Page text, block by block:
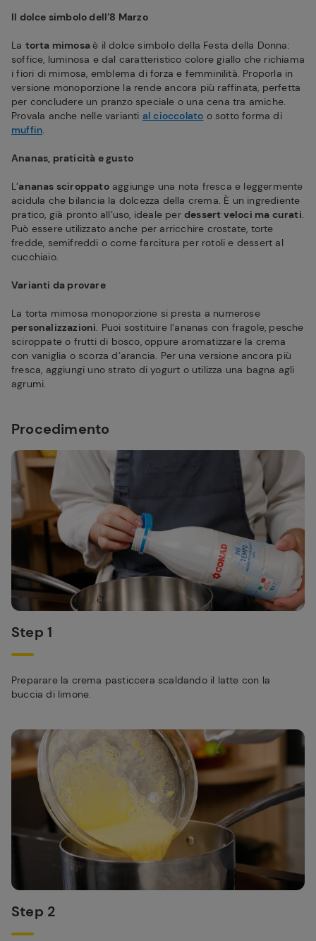
Il dolce simbolo dell’8 Marzo
La torta mimosaè il dolce simbolo della Festa della Donna:
soffice, luminosa e dal caratteristico colore giallo che richiama
i fiori di mimosa, emblema di forza e femminilità. Proporla in
versione monoporzione la rende ancora più raffinata, perfetta
per concludere un pranzo speciale o una cena tra amiche.
Provala anche nelle varianti al cioccolato o sotto forma di
muffin.
Ananas, praticità e gusto
L’ananas sciroppatoaggiunge una nota fresca e leggermente
acidula che bilancia la dolcezza della crema. È un ingrediente
pratico, già pronto all’uso, ideale per dessert veloci ma curati.
Può essere utilizzato anche per arricchire crostate, torte
fredde, semifreddi o come farcitura per rotoli e dessert al
cucchiaio.
Varianti da provare
La torta mimosa monoporzione si presta a numerose
personalizzazioni. Puoi sostituire l’ananas con fragole, pesche
sciroppate o frutti di bosco, oppure aromatizzare la crema
con vaniglia o scorza d’arancia. Per una versione ancora più
fresca, aggiungi uno strato di yogurt o utilizza una bagna agli
agrumi.
Procedimento
Step 1
Preparare la crema pasticcera scaldando il latte con la
buccia di limone.
Step 2